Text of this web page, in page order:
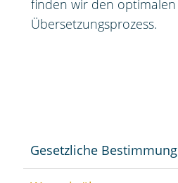
finden wir den optimalen
Übersetzungsprozess.
Gesetzliche